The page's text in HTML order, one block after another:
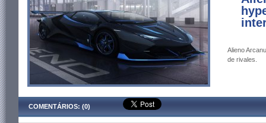
Alieno
de rivales.
COMENTÁRIOS: (0)